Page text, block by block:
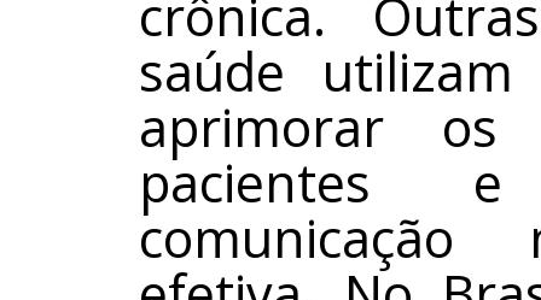
crônica.
saúde
aprimorar
pacientes